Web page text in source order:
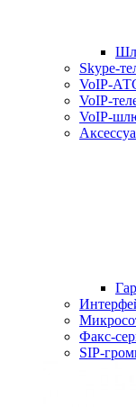
Skype-
VoIP-
VoIP-
VoIP-
Факс-
SIP-